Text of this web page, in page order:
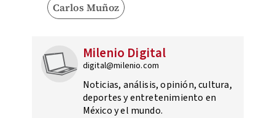
Carlos Muñoz
Milenio Digital
digital@milenio.com
Noticias, análisis, opinión, cultura,
deportes y entretenimiento en
México y el mundo.